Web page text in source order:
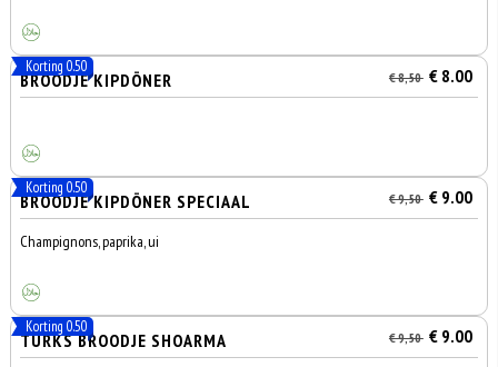
Korting 0.50
BROODJE KIPDÖNER € 8,50 € 8.00
Korting 0.50
BROODJE KIPDÖNER SPECIAAL € 9,50 € 9.00
Champignons, paprika, ui
Korting 0.50
TURKS BROODJE SHOARMA € 9,50 € 9.00